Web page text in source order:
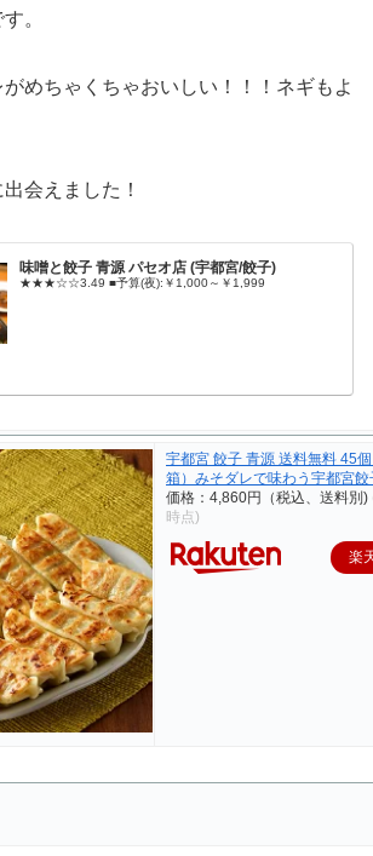
。
めちゃくちゃおいしい！！！ネギもよ
会えました！
味噌と餃子 青源 パセオ店 (宇都宮/餃子)
★★★☆☆3.49 ■予算(夜):￥1,000～￥1,999
宇都宮 餃子 青源 送料無料 45
箱）みそダレで味わう宇都宮餃
価格：4,860円（税込、送料別)
時点)
楽